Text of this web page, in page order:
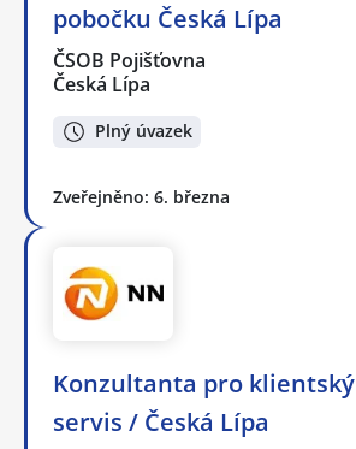
pobočku Česká Lípa
ČSOB Pojišťovna
Česká Lípa
Plný úvazek
Zveřejněno: 6. března
Konzultanta pro klientský
servis / Česká Lípa